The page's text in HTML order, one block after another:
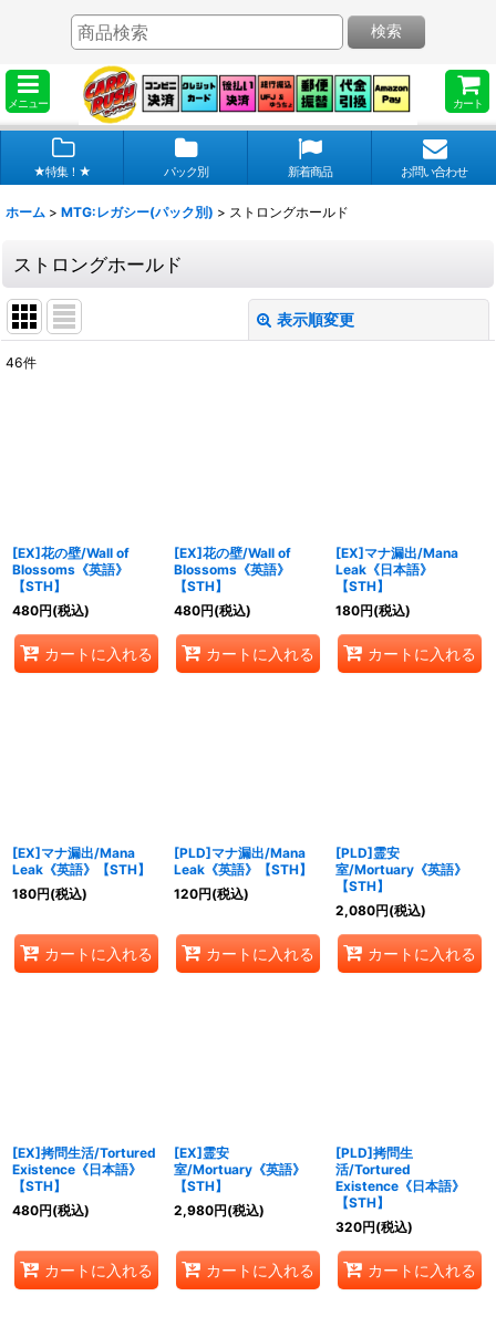
メニュー カート
検索
★特集！★ パック別 新着商品 お問い合わせ
ホーム > MTG:レガシー(パック別) > ストロングホールド
ストロングホールド
表示順変更
絞り込む
46件
[EX]花の壁/Wall of
Blossoms《英語》
【STH】
480円(税込)
カートに入れる
[EX]花の壁/Wall of
Blossoms《英語》
【STH】
480円(税込)
カートに入れる
[EX]マナ漏出/Mana
Leak《日本語》
【STH】
180円(税込)
カートに入れる
[EX]マナ漏出/Mana
Leak《英語》【STH】
180円(税込)
カートに入れる
[PLD]マナ漏出/Mana
Leak《英語》【STH】
120円(税込)
カートに入れる
[PLD]霊安
室/Mortuary《英語》
【STH】
2,080円(税込)
カートに入れる
[EX]拷問生活/Tortured
Existence《日本語》
【STH】
480円(税込)
カートに入れる
[EX]霊安
室/Mortuary《英語》
【STH】
2,980円(税込)
カートに入れる
[PLD]拷問生
活/Tortured
Existence《日本語》
【STH】
320円(税込)
カートに入れる